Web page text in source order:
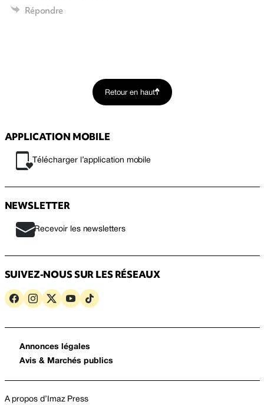
Répondre
Retour en haut
APPLICATION MOBILE
Télécharger l’application mobile
NEWSLETTER
Recevoir les newsletters
SUIVEZ-NOUS SUR LES RÉSEAUX
Annonces légales
Avis & Marchés publics
A propos d’Imaz Press